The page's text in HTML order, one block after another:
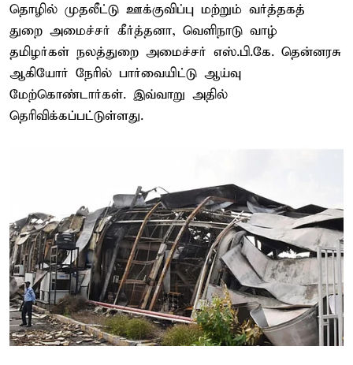
தொழில் முதலீட்டு ஊக்குவிப்பு மற்றும் வர்த்தகத்
துறை அமைச்சர் கீர்த்தனா, வெளிநாடு வாழ்
தமிழர்கள் நலத்துறை அமைச்சர் எஸ்.பி.கே. தென்னரசு
ஆகியோர் நேரில் பார்வையிட்டு ஆய்வு
மேற்கொண்டார்கள். இவ்வாறு அதில்
தெரிவிக்கப்பட்டுள்ளது.